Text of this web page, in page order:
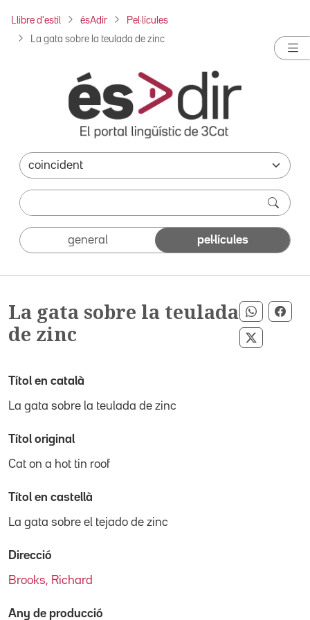
Llibre d'estil ésAdir Pel·lícules
La gata sobre la teulada de zinc
general pel·lícules
La gata sobre la teulada
de zinc
Títol en català
La gata sobre la teulada de zinc
Títol original
Cat on a hot tin roof
Títol en castellà
La gata sobre el tejado de zinc
Direcció
Brooks, Richard
Any de producció